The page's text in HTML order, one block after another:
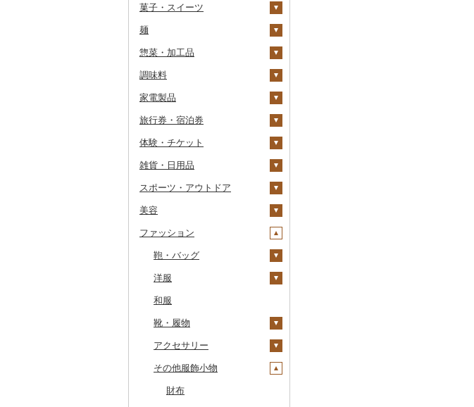
黒毛和牛
仙台牛
米沢牛
山形牛
常陸牛
上州牛
飛騨牛
近江牛
但馬牛
土佐あかうし
佐賀牛
長崎和牛
あか牛
宮崎牛
その他牛肉（精肉）
アグー豚
ソーセージ・ウインナ
唐揚げ
水炊き
地鶏
赤鶏さつま
その他鶏肉
羊肉・ラム肉（ジンギス
たらこ
数の子
キャビア
その他魚卵
貝
鮑（アワビ）
牡蠣（カキ）
あさり
しじみ
サザエ
はまぐり
その他貝
鮮魚
鮭・サーモン
マグロ
イワシ
カツオ
金目鯛
クエ
サバ
さんま
鯛
のどぐろ
ふぐ
ブリ
ほっけ
その他鮮魚
イカ・タコ
イカ
タコ
海苔・海藻
海苔
わかめ
ひじき
その他海苔・海藻
干物
ししゃも
その他干物
その他魚介・加工品
しらす・ちりめん
かまぼこ・練り製品
ゆめぴりか
コシヒカリ
はえぬき
さがびより
あきたこまち
ひとめぼれ
ミルキークィーン
ななつぼし
デラウェア
その他ぶどう・マスカ
メロン
梨
和梨
洋梨・ラフランス
マンゴー
みかん・柑橘
みかん
レモン
不知火・デコポン
せとか
まどんな
ポンカン
その他柑橘
すいか
キウイ
柿（カキ）
ドライフルーツ
干し芋
その他ドライフルーツ
その他果物
びわ
ブルーベリー
パイナップル
栗
その他果物
その他いも
ミニトマト
ねぎ
根菜
人参
大根
自然薯
レンコン
にんにく・生姜
その他根菜
アスパラガス
豆
きのこ
しいたけ
松茸
その他きのこ
その他野菜
山菜
かぼちゃ
レタス
その他野菜
ヨーグルト
バター
その他乳製品
ビール
地ビール・クラフトビ
日本酒
純米吟醸
大吟醸
吟醸
その他日本酒
芋焼酎
麦焼酎
米焼酎
黒糖焼酎
その他焼酎
梅酒
泡盛
ワイン
白ワイン
赤ワイン
シャンパン・スパーク
ウイスキー
リキュール・洋酒
甘酒
ノンアルコール
その他酒
水・ミネラルウォーター
飲料
コーヒー豆
粉
ドリップ
茶
飲料
茶葉・ティーバッグ
静岡茶
足柄茶
知覧茶
八女茶
果汁飲料
りんごジュース
みかんジュース（オレ
紅茶
飲料
茶葉・ティーバッグ
その他飲料・ジュース
野菜ジュース
炭酸飲料
豆乳
菓子・スイーツ
クッキー
焼き菓子
プリン
ゼリー
チョコレート
カステラ
アイス・ジェラート
その他洋菓子
煎餅・おかき
羊羹
饅頭
大福
その他和菓子
麺
ラーメン
うどん
そば
パスタ
ひやむぎ
そうめん
その他麺
惣菜・加工品
惣菜
餃子
シュウマイ
コロッケ
その他惣菜
カレー・シチュー
カレー
シチュー
鍋
肉
魚
その他鍋
ピザ
レトルト
スープ
豆腐・納豆
豆腐
納豆
漬物
梅干
キムチ
その他漬物
缶詰・瓶詰
肉
魚
果物
ジャム
その他缶詰・瓶詰
乾物
燻製（スモーク）
おせち
その他加工品
調味料
砂糖
塩
醤油
味噌
酢
だし
食用油
えごま油
オリーブオイル
ごま油
その他食用油
はちみつ
ドレッシング
その他調味料
みりん
ケチャップ
こしょう
その他調味料
家電製品
季節・空調家電
キッチン家電
照明器具
パソコン・周辺機器
TV・オーディオ・カメラ
美容・健康家電
カー用品
時計
その他家電
旅行券・宿泊券
旅行券
JTBふるさと旅行クー
その他旅行券
宿泊券
体験・チケット
PayPay商品券
食事券
温泉・サウナ・スパ利用
券
ゴルフプレー券
GDOふるさとゴルフ
花火大会チケット
雑貨・日用品
家具・インテリア
机・テーブル
椅子・チェア・ソファ
その他家具・インテリ
寝具
布団
枕
毛布
タオルケット
その他寝具
タオル
泉州タオル
その他タオル
文房具・印鑑
ボールペン
ノート・ファイル
印鑑
その他文房具
食器
グラス・カップ
タンブラー
箸
スプーン・フォーク・
キッチン用品
包丁
フライパン
鍋
まな板
日用品
洗剤
トイレットペーパー
ティッシュ
楽器・器材
本・CD・DVD
おもちゃ・ぬいぐるみ
スポーツ・アウトドア
ゴルフ
ゴルフボール
ゴルフクラブ
ゴルフウェア
その他ゴルフ
釣り
サイクリング
アウトドア・キャンプ
その他スポーツ
ウェア・ユニフォーム
その他スポーツ
美容
スキンケア
化粧水・乳液・美容液
洗顔
その他スキンケア
シャンプー・リンス
石鹸・ボディーソープ
入浴剤
アロマ
プロテイン
その他美容
ファッション
鞄・バッグ
トートバッグ・ショル
ツケース
その他鞄・バッグ
洋服
女性・レディース
男性・メンズ
子供・ベビー
その他洋服
和服
靴・履物
靴・シューズ
スリッパ・下駄・草履
その他靴・履物
アクセサリー
ペンダント・ネックレ
その他服飾小物
財布